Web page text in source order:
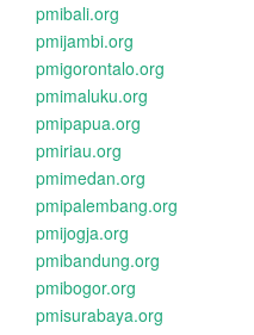
pmibali.org
pmijambi.org
pmigorontalo.org
pmimaluku.org
pmipapua.org
pmiriau.org
pmimedan.org
pmipalembang.org
pmijogja.org
pmibandung.org
pmibogor.org
pmisurabaya.org